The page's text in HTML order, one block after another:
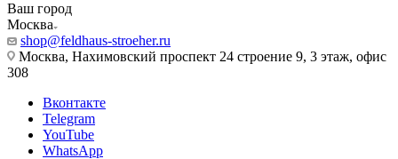
Ваш город
Москва
shop@feldhaus-stroeher.ru
Москва, Нахимовский проспект 24 строение 9, 3 этаж, офис
308
Вконтакте
Telegram
YouTube
WhatsApp